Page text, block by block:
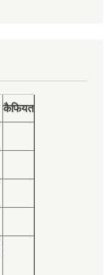
कैफियत